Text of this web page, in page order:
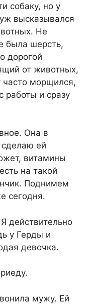
собаку, но у
высказывался
Не
была шерсть,
дорогой
от животных,
часто морщился,
работы и сразу
Она в
сделаю ей
витамины
на такой
Поднимем
сегодня.
действительно
у Герды и
девочка.
мужу. Ей